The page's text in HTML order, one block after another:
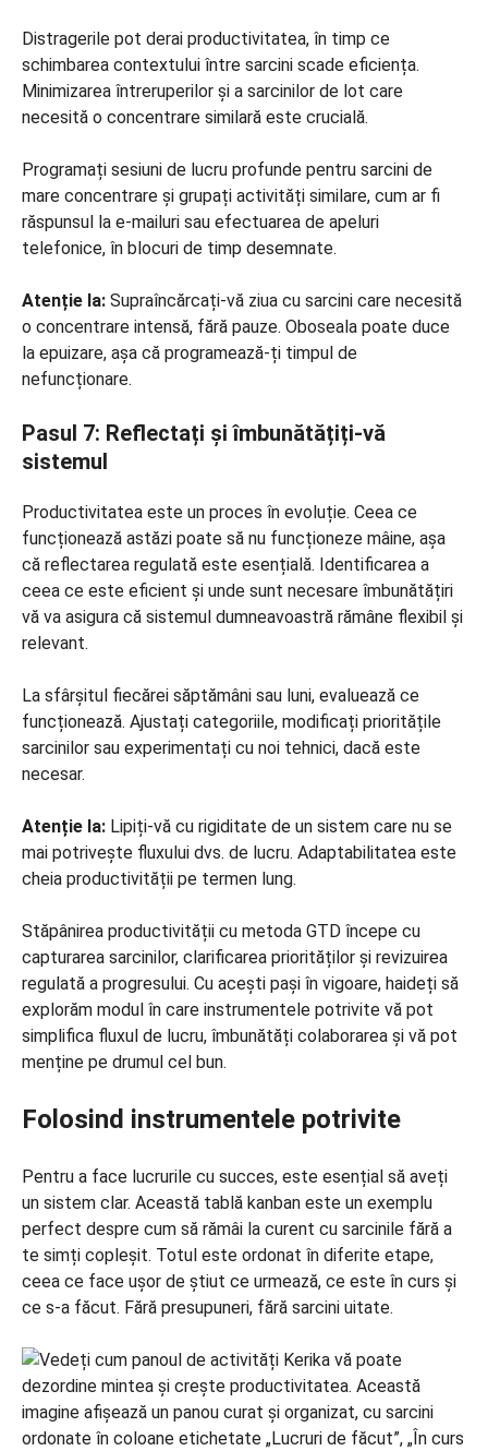
Distragerile pot derai productivitatea, în timp ce
schimbarea contextului între sarcini scade eficiența.
Minimizarea întreruperilor și a sarcinilor de lot care
necesită o concentrare similară este crucială.
Programați sesiuni de lucru profunde pentru sarcini de
mare concentrare și grupați activități similare, cum ar fi
răspunsul la e-mailuri sau efectuarea de apeluri
telefonice, în blocuri de timp desemnate.
Atenție la: Supraîncărcați-vă ziua cu sarcini care necesită
o concentrare intensă, fără pauze. Oboseala poate duce
la epuizare, așa că programează-ți timpul de
nefuncționare.
Pasul 7: Reflectați și îmbunătățiți-vă
sistemul
Productivitatea este un proces în evoluție. Ceea ce
funcționează astăzi poate să nu funcționeze mâine, așa
că reflectarea regulată este esențială. Identificarea a
ceea ce este eficient și unde sunt necesare îmbunătățiri
vă va asigura că sistemul dumneavoastră rămâne flexibil și
relevant.
La sfârșitul fiecărei săptămâni sau luni, evaluează ce
funcționează. Ajustați categoriile, modificați prioritățile
sarcinilor sau experimentați cu noi tehnici, dacă este
necesar.
Atenție la: Lipiți-vă cu rigiditate de un sistem care nu se
mai potrivește fluxului dvs. de lucru. Adaptabilitatea este
cheia productivității pe termen lung.
Stăpânirea productivității cu metoda GTD începe cu
capturarea sarcinilor, clarificarea priorităților și revizuirea
regulată a progresului. Cu acești pași în vigoare, haideți să
explorăm modul în care instrumentele potrivite vă pot
simplifica fluxul de lucru, îmbunătăți colaborarea și vă pot
menține pe drumul cel bun.
Folosind instrumentele potrivite
Pentru a face lucrurile cu succes, este esențial să aveți
un sistem clar. Această tablă kanban este un exemplu
perfect despre cum să rămâi la curent cu sarcinile fără a
te simți copleșit. Totul este ordonat în diferite etape,
ceea ce face ușor de știut ce urmează, ce este în curs și
ce s-a făcut. Fără presupuneri, fără sarcini uitate.